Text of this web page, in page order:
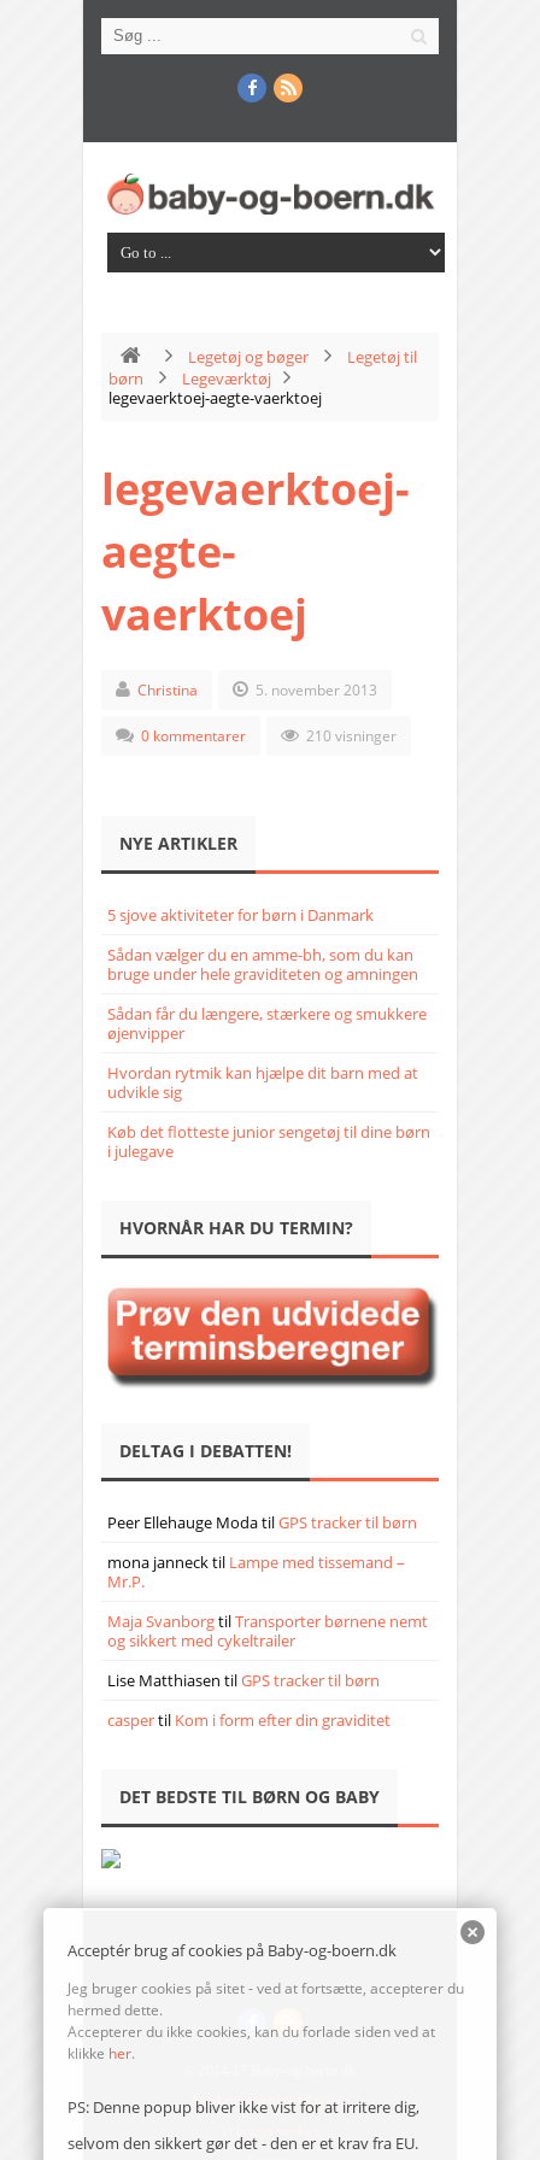
Legetøj og bøger
Legetøj til
børn
Legeværktøj
legevaerktoej-aegte-vaerktoej
legevaerktoej-
aegte-
vaerktoej
Christina 5. november 2013
0 kommentarer 210 visninger
NYE ARTIKLER
5 sjove aktiviteter for børn i Danmark
Sådan vælger du en amme-bh, som du kan
bruge under hele graviditeten og amningen
Sådan får du længere, stærkere og smukkere
øjenvipper
Hvordan rytmik kan hjælpe dit barn med at
udvikle sig
Køb det flotteste junior sengetøj til dine børn
i julegave
HVORNÅR HAR DU TERMIN?
DELTAG I DEBATTEN!
Peer Ellehauge ModatilGPS tracker til børn
mona jannecktil Lampe med tissemand –
Mr.P.
Maja SvanborgtilTransporter børnene nemt
og sikkert med cykeltrailer
Lise Matthiasen tilGPS tracker til børn
caspertil Kom i form efter din graviditet
DET BEDSTE TIL BØRN OG BABY
Send en mail til redaktionen
Acceptér brug af cookies på Baby-og-boern.dk
Jeg bruger cookies på sitet - ved at fortsætte, accepterer du
hermed dette.
Accepterer du ikke cookies, kan du forlade siden ved at
klikke her.
PS: Denne popup bliver ikke vist for at irritere dig,
selvom den sikkert gør det - den er et krav fra EU.